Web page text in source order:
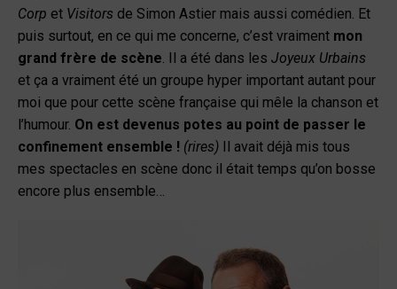
Corp et Visitors de Simon Astier mais aussi comédien. Et
puis surtout, en ce qui me concerne, c’est vraiment mon
grand frère de scène. Il a été dans les Joyeux Urbains
et ça a vraiment été un groupe hyper important autant pour
moi que pour cette scène française qui mêle la chanson et
l’humour. On est devenus potes au point de passer le
confinement ensemble ! (rires) Il avait déjà mis tous
mes spectacles en scène donc il était temps qu’on bosse
encore plus ensemble…